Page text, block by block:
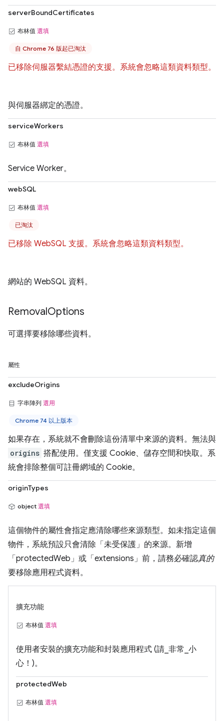
serverBoundCertificates
布林值 選填
自 Chrome 76 版起已淘汰
已移除伺服器繫結憑證的支援。系統會忽略這類資料類型。
與伺服器綁定的憑證。
serviceWorkers
布林值 選填
Service Worker。
webSQL
布林值 選填
已淘汰
已移除 WebSQL 支援。系統會忽略這類資料類型。
網站的 WebSQL 資料。
RemovalOptions
可選擇要移除哪些資料。
屬性
excludeOrigins
字串陣列 選用
Chrome 74 以上版本
如果存在，系統就不會刪除這份清單中來源的資料。無法與
origins 搭配使用。僅支援 Cookie、儲存空間和快取。系
統會排除整個可註冊網域的 Cookie。
originTypes
object 選填
這個物件的屬性會指定應清除哪些來源類型。如未指定這個
物件，系統預設只會清除「未受保護」的來源。新增
「protectedWeb」或「extensions」前，請務必確認真的
要移除應用程式資料。
擴充功能
布林值 選填
使用者安裝的擴充功能和封裝應用程式 (請_非常_小
心！)。
protectedWeb
布林值 選填